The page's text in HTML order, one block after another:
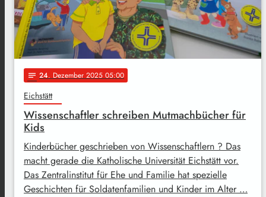
notes 24. Dezember 2025 05:00
Eichstätt
Wissenschaftler schreiben Mutmachbücher für
Kids
Kinderbücher geschrieben von Wissenschaftlern ? Das
macht gerade die Katholische Universität Eichstätt vor.
Das Zentralinstitut für Ehe und Familie hat spezielle
Geschichten für Soldatenfamilien und Kinder im Alter …